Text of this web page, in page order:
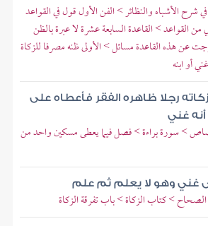
شرح الأشباه والنظائر > الفن الأول قول في القواعد
من القواعد > القاعدة السابعة عشرة لا عبرة بالظن
عن هذه القاعدة مسائل > الأولى ظنه مصرفا للزكاة
أو ابنه
رجلا ظاهره الفقر فأعطاه على
غني
> سورة براءة > فصل فيما يعطى مسكين واحد من
غني وهو لا يعلم ثم علم
> كتاب الزكاة > باب تفرقة الزكاة